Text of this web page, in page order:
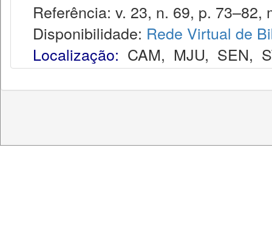
Referência: v. 23, n. 69, p. 73–82,
Disponibilidade: Rede Virtual de
Localização: CAM, MJU, SEN,